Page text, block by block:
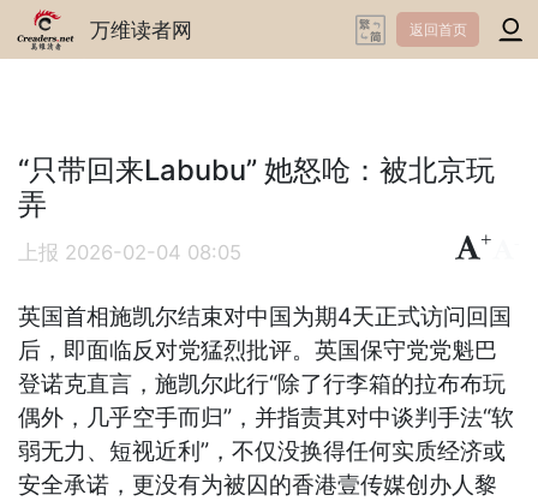
万维读者网 返回首页
“只带回来Labubu” 她怒呛：被北京玩
弄
上报 2026-02-04 08:05
+
英国首相施凯尔结束对中国为期4天正式访问回国
后，即面临反对党猛烈批评。英国保守党党魁巴
登诺克直言，施凯尔此行“除了行李箱的拉布布玩
偶外，几乎空手而归”，并指责其对中谈判手法“软
弱无力、短视近利”，不仅没换得任何实质经济或
安全承诺，更没有为被囚的香港壹传媒创办人黎